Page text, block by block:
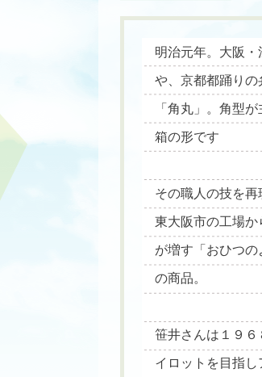
明治元年。大阪
や、京都都踊りの
「角丸」。角型
箱の形です
その職人の技を再
東大阪市の工場
が増す「おひつ
の商品。
笹井さんは１９
イロットを目指